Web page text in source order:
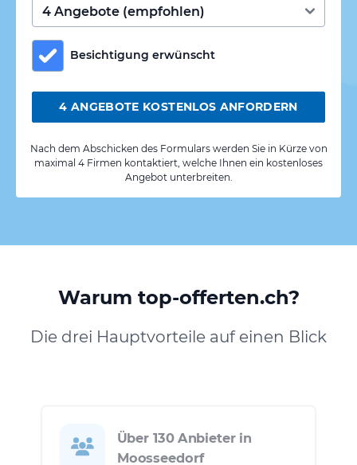
Besichtigung erwünscht
4 ANGEBOTE KOSTENLOS ANFORDERN
Nach dem Abschicken des Formulars werden Sie in Kürze von
maximal 4 Firmen kontaktiert, welche Ihnen ein kostenloses
Angebot unterbreiten.
Warum top-offerten.ch?
Die drei Hauptvorteile auf einen Blick
Über 130 Anbieter in
Moosseedorf